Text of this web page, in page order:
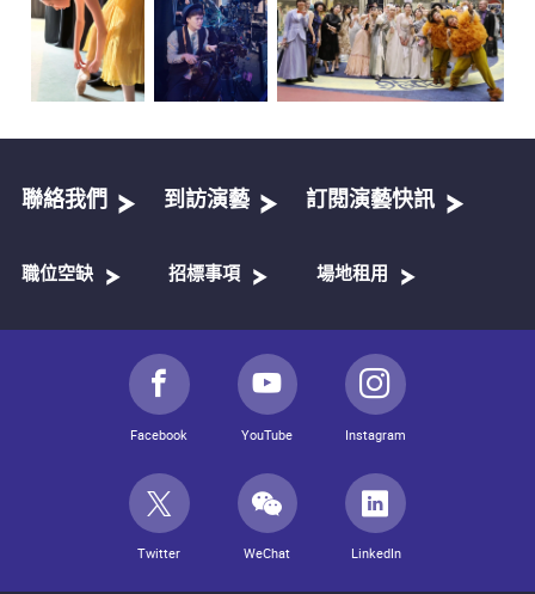
聯絡我們 到訪演藝 訂閱演藝快訊
職位空缺 招標事項 場地租用
Facebook YouTube Instagram
Twitter WeChat LinkedIn